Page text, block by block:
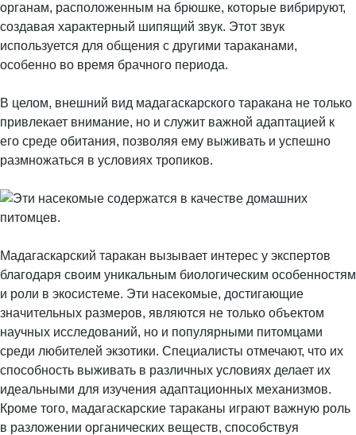
органам, расположенным на брюшке, которые вибрируют,
создавая характерный шипящий звук. Этот звук
используется для общения с другими тараканами,
особенно во время брачного периода.
В целом, внешний вид мадагаскарского таракана не только
привлекает внимание, но и служит важной адаптацией к
его среде обитания, позволяя ему выживать и успешно
размножаться в условиях тропиков.
Мадагаскарский таракан вызывает интерес у экспертов
благодаря своим уникальным биологическим особенностям
и роли в экосистеме. Эти насекомые, достигающие
значительных размеров, являются не только объектом
научных исследований, но и популярными питомцами
среди любителей экзотики. Специалисты отмечают, что их
способность выживать в различных условиях делает их
идеальными для изучения адаптационных механизмов.
Кроме того, мадагаскарские тараканы играют важную роль
в разложении органических веществ, способствуя